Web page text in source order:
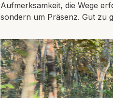
Aufmerksamkeit, die Wege
sondern um Präsenz. Gut zu